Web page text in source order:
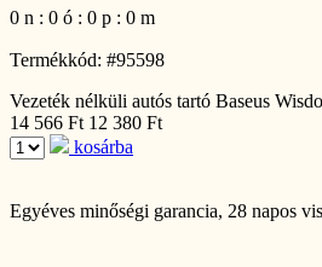
0 n : 0 ó : 0 p : 0 m
Termékkód: #95598
Vezeték nélküli autós tartó Baseus
14 566 Ft 12 380 Ft
kosárba
Egyéves minőségi garancia, 28 napos